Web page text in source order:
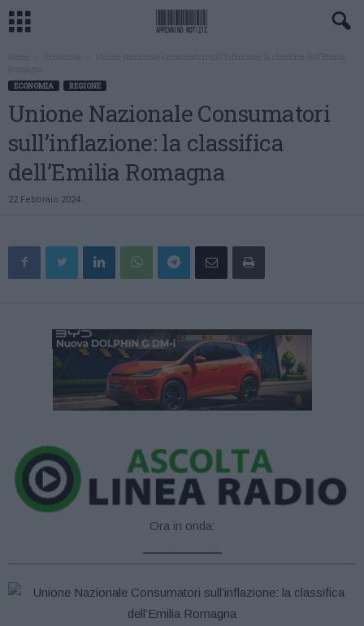
ECONOMIA REGIONE
Unione Nazionale Consumatori
sull’inflazione: la classifica
dell’Emilia Romagna
22 Febbraio 2024
Ora in onda: